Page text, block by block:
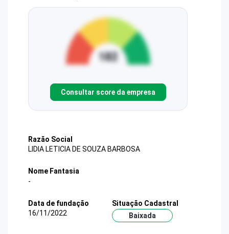
Consultar score da empresa
Razão Social
LIDIA LETICIA DE SOUZA BARBOSA
Nome Fantasia
-
Data de fundação
16/11/2022
Situação Cadastral
Baixada